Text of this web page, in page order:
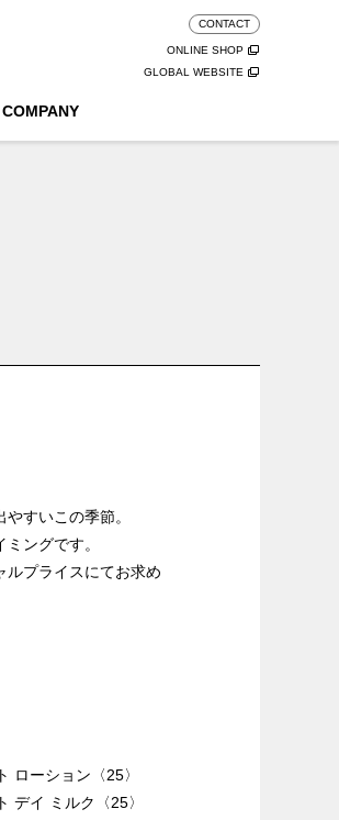
CONTACT
ONLINE SHOP
GLOBAL WEBSITE
COMPANY
すいこの季節。
ングです。
ルプライスにてお求め
ローション〈25〉
デイ ミルク〈25〉